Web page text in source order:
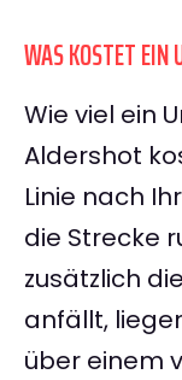
WAS KOSTET EIN
Wie viel ein
Aldershot
Linie nach
die Strecke
zusätzlich
anfällt,
über einem